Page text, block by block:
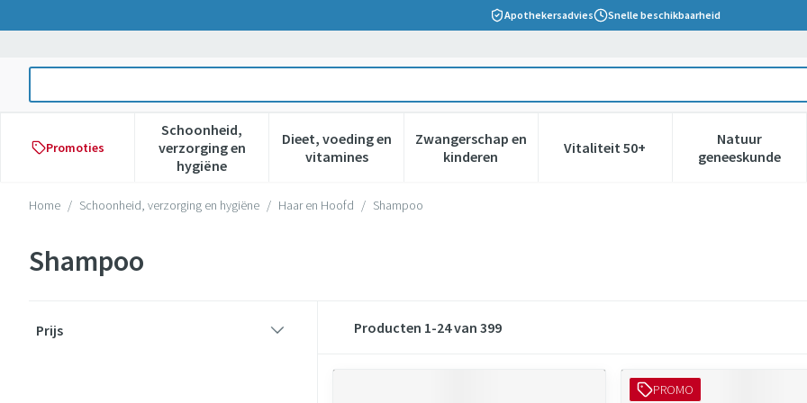
Apothekersadvies Snelle beschikbaarheid
Promoties
Schoonheid,
verzorging en
hygiëne
Toon submenu voor Schoonheid, verzorging en hygiëne categorie
Dieet, voeding en
vitaminesToon submenu voor Dieet, voeding en vitamines categorie
Zwangerschap en
kinderenToon submenu voor Zwangerschap en kinderen
Vitaliteit 50+Toon submenu voor Vitaliteit
Natuur
geneeskunde
Toon
Home / Schoonheid, verzorging en hygiëne / Haar en Hoofd / Shampoo
Shampoo
Prijs
Producten 1-24van 399
PROMO